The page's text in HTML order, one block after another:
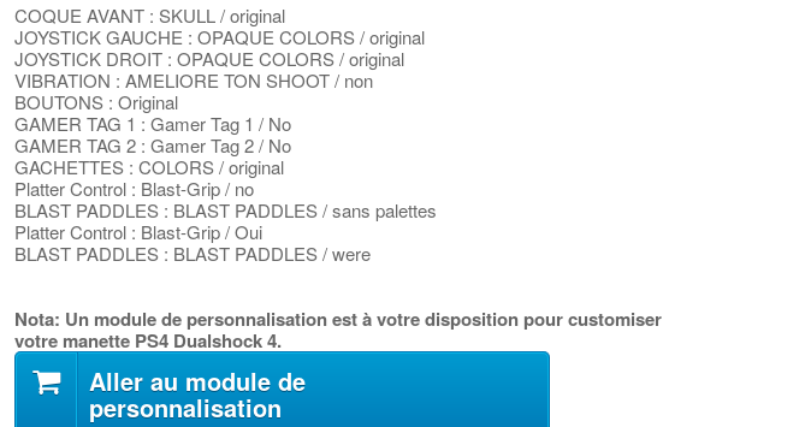
COQUE AVANT : SKULL / original
JOYSTICK GAUCHE : OPAQUE COLORS / original
JOYSTICK DROIT : OPAQUE COLORS / original
VIBRATION : AMELIORE TON SHOOT / non
BOUTONS : Original
GAMER TAG 1 : Gamer Tag 1 / No
GAMER TAG 2 : Gamer Tag 2 / No
GACHETTES : COLORS / original
Platter Control : Blast-Grip / no
BLAST PADDLES : BLAST PADDLES / sans palettes
Platter Control : Blast-Grip / Oui
BLAST PADDLES : BLAST PADDLES / were
Nota: Un module de personnalisation est à votre disposition pour customiser
votre manette PS4 Dualshock 4.
Aller au module de
personnalisation